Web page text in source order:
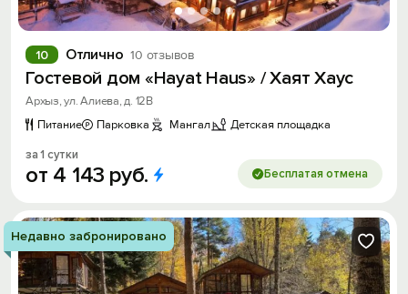
Отлично 10 отзывов
10
Гостевой дом «Hayat Haus» / Хаят Хаус
Архыз, ул. Алиева, д. 12В
Питание
Парковка Мангал Детская площадка
за 1 сутки
от 4 143 руб. Бесплатая отмена
Недавно забронировано